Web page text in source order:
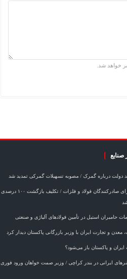
خواهد شد.
صنایع
دولت درباره گمرک / مصوبه تسهیلات گمرکی تمدید شد
خبر مهم برای صادرکنندگان فولاد و فلزات / تکلیف بازگشت ۱۰۰ درصدی
حامیران استیل در تأمین فولادهای آلیاژی و صنعتی
معدن و تجارت ایران با وزیر بازرگانی پاکستان دیدار کرد
و پاکستان باز می‌شود؟
ایرانی در بندر کراچی / وزیر صمت خواهان ورود فوری